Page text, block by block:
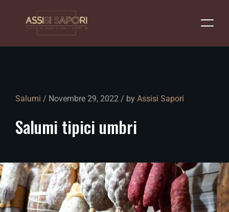
Salumi / Novembre 29, 2022 / by Assisi Sapori
Salumi tipici umbri